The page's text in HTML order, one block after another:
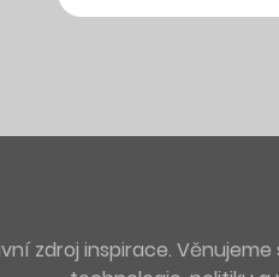
zdroj inspirace.